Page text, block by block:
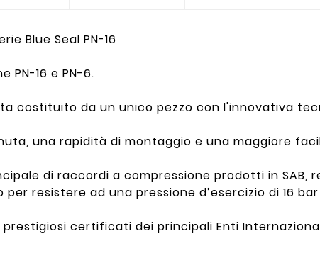
Blue Seal PN-16
PN-16 e PN-6.
costituito da un unico pezzo con l'innovativa
una rapidità di montaggio e una maggiore
di raccordi a compressione prodotti in SAB,
resistere ad una pressione d’esercizio di 16 bar
prestigiosi certificati dei principali Enti